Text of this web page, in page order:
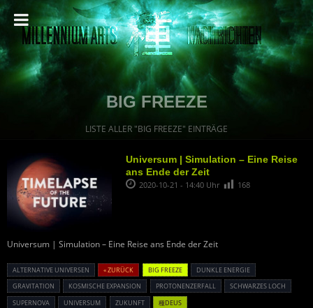
BIG FREEZE
LISTE ALLER "BIG FREEZE" EINTRÄGE
Universum | Simulation – Eine Reise
ans Ende der Zeit
2020-10-21 - 14:40 Uhr 168
Universum | Simulation – Eine Reise ans Ende der Zeit
ALTERNATIVE UNIVERSEN « ZURÜCK BIG FREEZE
DUNKLE ENERGIE
GRAVITATION
KOSMISCHE EXPANSION PROTONENZERFALL
SCHWARZES LOCH
SUPERNOVA
UNIVERSUM ZUKUNFT 種DEUS